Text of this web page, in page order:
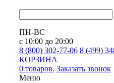
ПН-ВС
с 10:00 до 20:00
8 (800) 302-77-06 8 (499)
КОРЗИНА
0 товаров. Заказать звонок
Меню